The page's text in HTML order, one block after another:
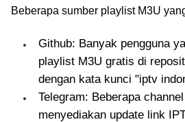
Beberapa sumber playlist M3U
Github: Banyak pengguna
playlist M3U gratis di
dengan kata kunci "iptv
Telegram: Beberapa
menyediakan update link